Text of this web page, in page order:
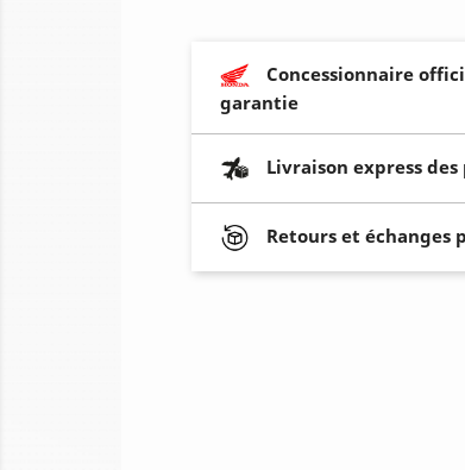
Concessionnaire
garantie
Livraison express
Retours et échanges